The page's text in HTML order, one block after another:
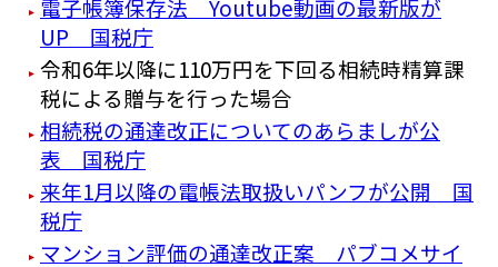
電子帳簿保存法 Youtube動画の最新版が
UP 国税庁
令和6年以降に110万円を下回る相続時精算課
税による贈与を行った場合
相続税の通達改正についてのあらましが公
表 国税庁
来年1月以降の電帳法取扱いパンフが公開 国
税庁
マンション評価の通達改正案 パブコメサイ